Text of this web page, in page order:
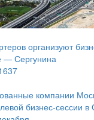
организуют
— Сергунина
компании
бизнес-сессии